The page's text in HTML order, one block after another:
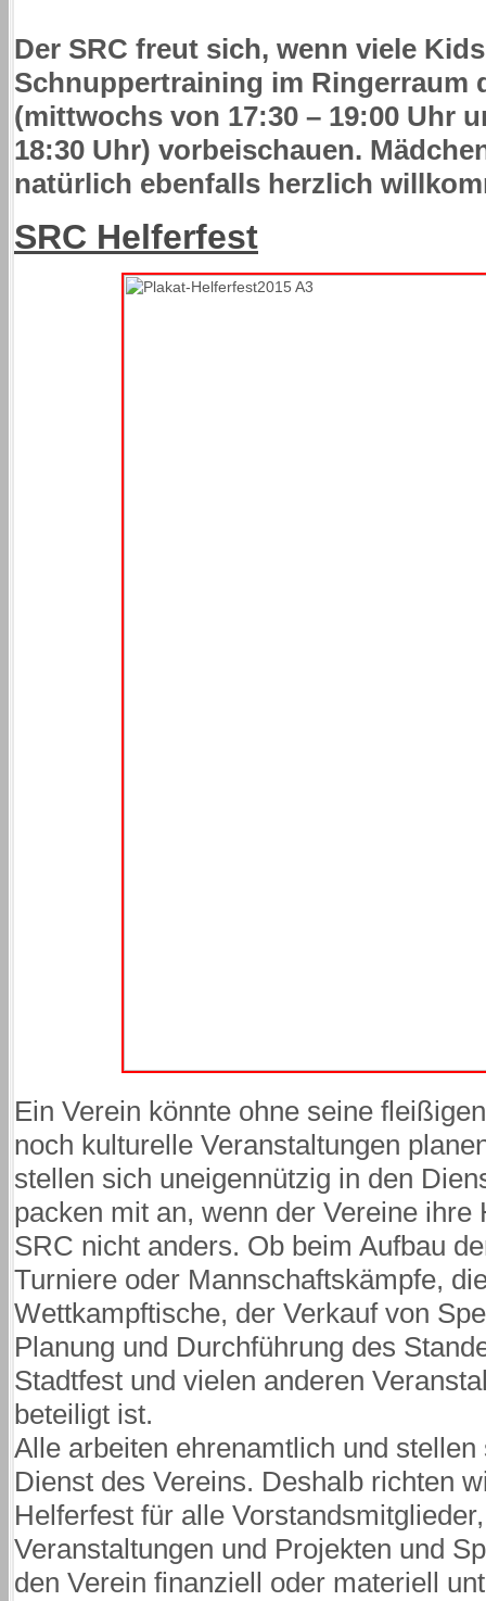
Der SRC freut sich, wenn viele
Schnuppertraining im Ringerraum
(mittwochs von 17:30 – 19:00 Uhr
18:30 Uhr) vorbeischauen.
natürlich ebenfalls herzlich
SRC Helferfest
Ein Verein könnte ohne seine
noch kulturelle Veranstaltungen
stellen sich uneigennützig in den
packen mit an, wenn der Vereine
SRC nicht anders. Ob beim Aufbau
Turniere oder Mannschaftskämpfe,
Wettkampftische, der Verkauf von
Planung und Durchführung des
Stadtfest und vielen anderen
beteiligt ist.
Alle arbeiten ehrenamtlich und
Dienst des Vereins. Deshalb richten
Helferfest für alle
Veranstaltungen und Projekten und
den Verein finanziell oder materiell